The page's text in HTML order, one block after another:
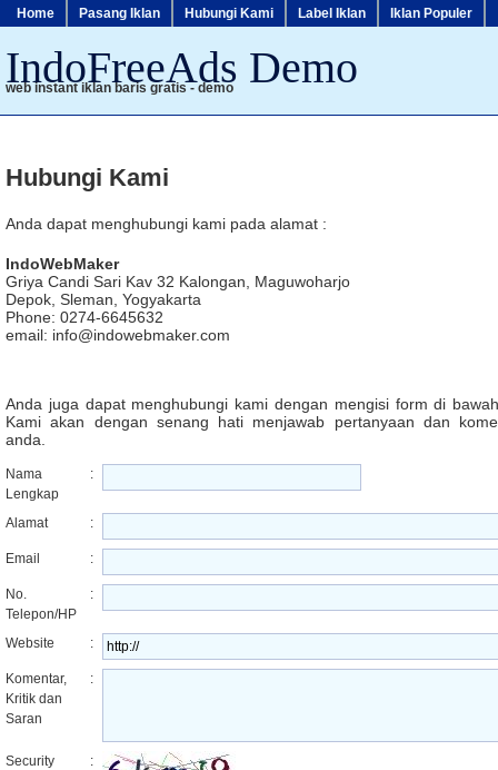
Home Pasang Iklan Hubungi Kami Label Iklan Iklan Populer
IndoFreeAds Demo
web instant iklan baris gratis - demo
Hubungi Kami
Anda dapat menghubungi kami pada alamat :
IndoWebMaker
Griya Candi Sari Kav 32 Kalongan, Maguwoharjo
Depok, Sleman, Yogyakarta
Phone: 0274-6645632
email: info@indowebmaker.com
Anda juga dapat menghubungi kami dengan mengisi form di
Kami akan dengan senang hati menjawab pertanyaan dan
anda.
Nama
Lengkap
:
Alamat :
Email :
No.
Telepon/HP
:
Website :
Komentar,
Kritik dan
Saran
:
Security
: